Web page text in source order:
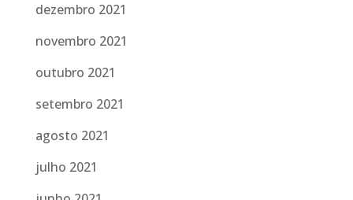
dezembro 2021
novembro 2021
outubro 2021
setembro 2021
agosto 2021
julho 2021